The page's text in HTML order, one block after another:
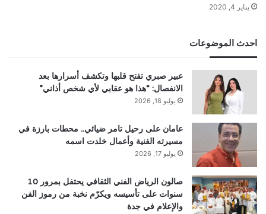
يناير 4, 2020
احدث الموضوعات
عبير صبري تفتح قلبها وتكشف أسرارها بعد
الانفصال: “هذا هو عقابي لأي شخص أذاني”
يوليو 18, 2026
عامان على رحيل تامر ضيائي.. محطات بارزة في
مسيرته الفنية وأعمال خلدت اسمه
يوليو 17, 2026
صالون الرياض الفني الثقافي يحتفل بمرور 10
سنوات على تأسيسه ويكرّم نخبة من رموز الفن
والإعلام في جدة